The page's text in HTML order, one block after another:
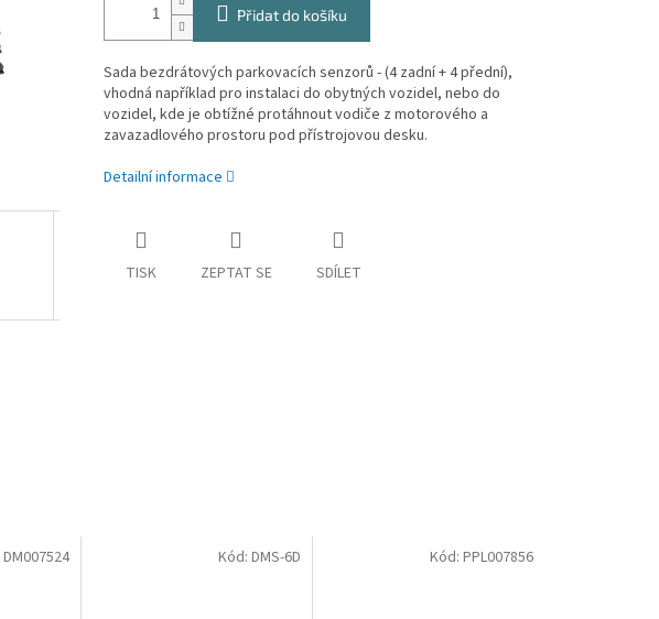
Přidat do košíku
Sada bezdrátových parkovacích senzorů - (4 zadní + 4 přední),
vhodná například pro instalaci do obytných vozidel, nebo do
vozidel, kde je obtížné protáhnout vodiče z motorového a
zavazadlového prostoru pod přístrojovou desku.
Detailní informace
TISK ZEPTAT SE SDÍLET
DM007524 Kód:DMS-6D Kód: PPL007856